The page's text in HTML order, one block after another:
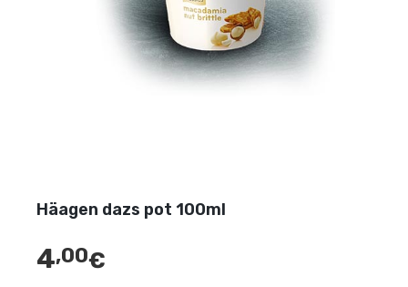
Häagen dazs pot 100ml
4,00€